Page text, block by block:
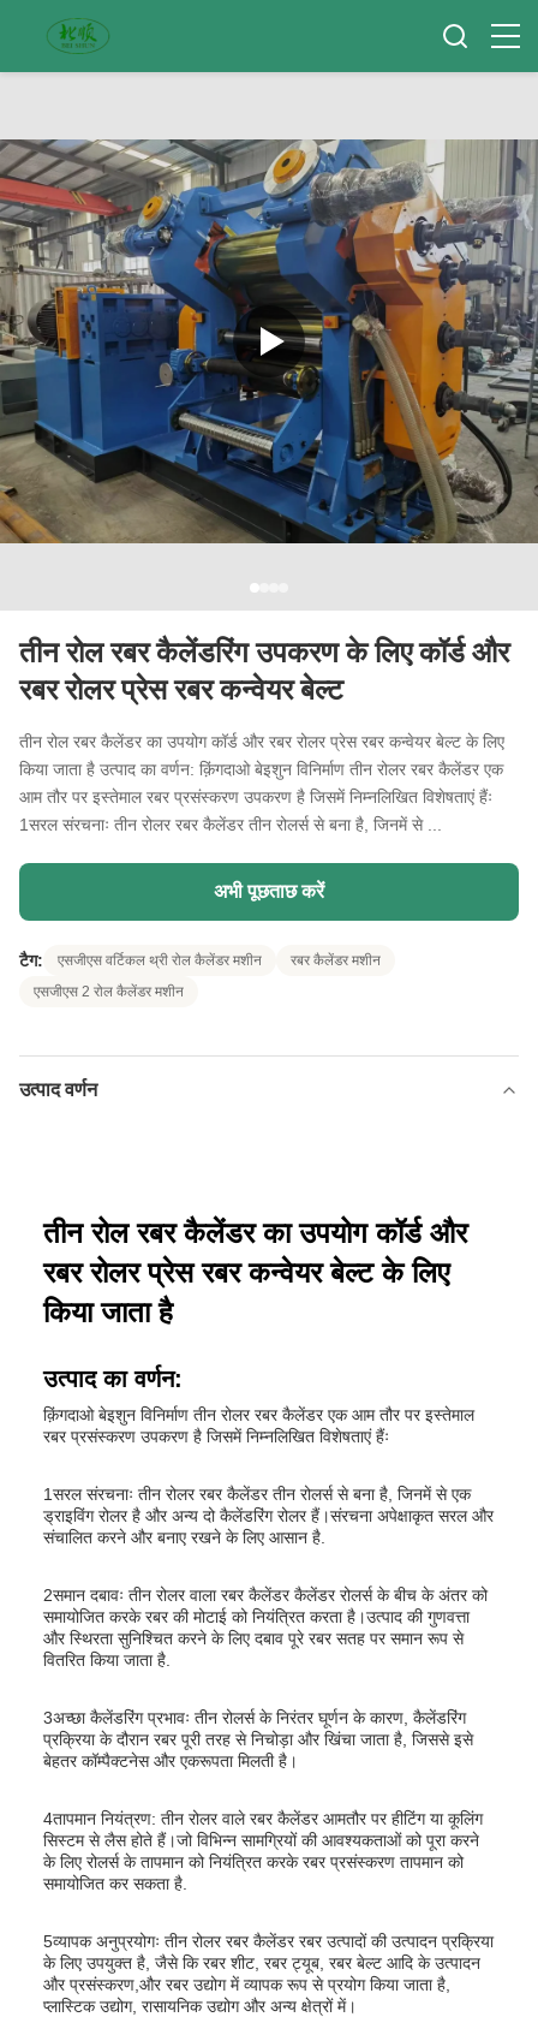
तीन रोल रबर कैलेंडरिंग उपकरण के लिए कॉर्ड और
रबर रोलर प्रेस रबर कन्वेयर बेल्ट
तीन रोल रबर कैलेंडर का उपयोग कॉर्ड और रबर रोलर प्रेस रबर कन्वेयर बेल्ट के लिए
किया जाता है उत्पाद का वर्णन: क़िंगदाओ बेइशुन विनिर्माण तीन रोलर रबर कैलेंडर एक
आम तौर पर इस्तेमाल रबर प्रसंस्करण उपकरण है जिसमें निम्नलिखित विशेषताएं हैंः
1सरल संरचनाः तीन रोलर रबर कैलेंडर तीन रोलर्स से बना है, जिनमें से ...
अभी पूछताछ करें
टैग: एसजीएस वर्टिकल थ्री रोल कैलेंडर मशीन
रबर कैलेंडर मशीन
एसजीएस 2 रोल कैलेंडर मशीन
उत्पाद वर्णन
तीन रोल रबर कैलेंडर का उपयोग कॉर्ड और
रबर रोलर प्रेस रबर कन्वेयर बेल्ट के लिए
किया जाता है
उत्पाद का वर्णन:
क़िंगदाओ बेइशुन विनिर्माण तीन रोलर रबर कैलेंडर एक आम तौर पर इस्तेमाल
रबर प्रसंस्करण उपकरण है जिसमें निम्नलिखित विशेषताएं हैंः
1सरल संरचनाः तीन रोलर रबर कैलेंडर तीन रोलर्स से बना है, जिनमें से एक
ड्राइविंग रोलर है और अन्य दो कैलेंडरिंग रोलर हैं।संरचना अपेक्षाकृत सरल और
संचालित करने और बनाए रखने के लिए आसान है.
2समान दबावः तीन रोलर वाला रबर कैलेंडर कैलेंडर रोलर्स के बीच के अंतर को
समायोजित करके रबर की मोटाई को नियंत्रित करता है।उत्पाद की गुणवत्ता
और स्थिरता सुनिश्चित करने के लिए दबाव पूरे रबर सतह पर समान रूप से
वितरित किया जाता है.
3अच्छा कैलेंडरिंग प्रभावः तीन रोलर्स के निरंतर घूर्णन के कारण, कैलेंडरिंग
प्रक्रिया के दौरान रबर पूरी तरह से निचोड़ा और खिंचा जाता है, जिससे इसे
बेहतर कॉम्पैक्टनेस और एकरूपता मिलती है।
4तापमान नियंत्रण: तीन रोलर वाले रबर कैलेंडर आमतौर पर हीटिंग या कूलिंग
सिस्टम से लैस होते हैं।जो विभिन्न सामग्रियों की आवश्यकताओं को पूरा करने
के लिए रोलर्स के तापमान को नियंत्रित करके रबर प्रसंस्करण तापमान को
समायोजित कर सकता है.
5व्यापक अनुप्रयोगः तीन रोलर रबर कैलेंडर रबर उत्पादों की उत्पादन प्रक्रिया
के लिए उपयुक्त है, जैसे कि रबर शीट, रबर ट्यूब, रबर बेल्ट आदि के उत्पादन
और प्रसंस्करण,और रबर उद्योग में व्यापक रूप से प्रयोग किया जाता है,
प्लास्टिक उद्योग, रासायनिक उद्योग और अन्य क्षेत्रों में।